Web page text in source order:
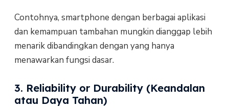
Contohnya, smartphone dengan berbagai aplikasi
dan kemampuan tambahan mungkin dianggap lebih
menarik dibandingkan dengan yang hanya
menawarkan fungsi dasar.
3. Reliability or Durability (Keandalan
atau Daya Tahan)